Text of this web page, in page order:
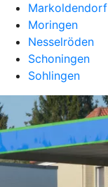
Markoldendorf
Moringen
Nesselröden
Schoningen
Sohlingen